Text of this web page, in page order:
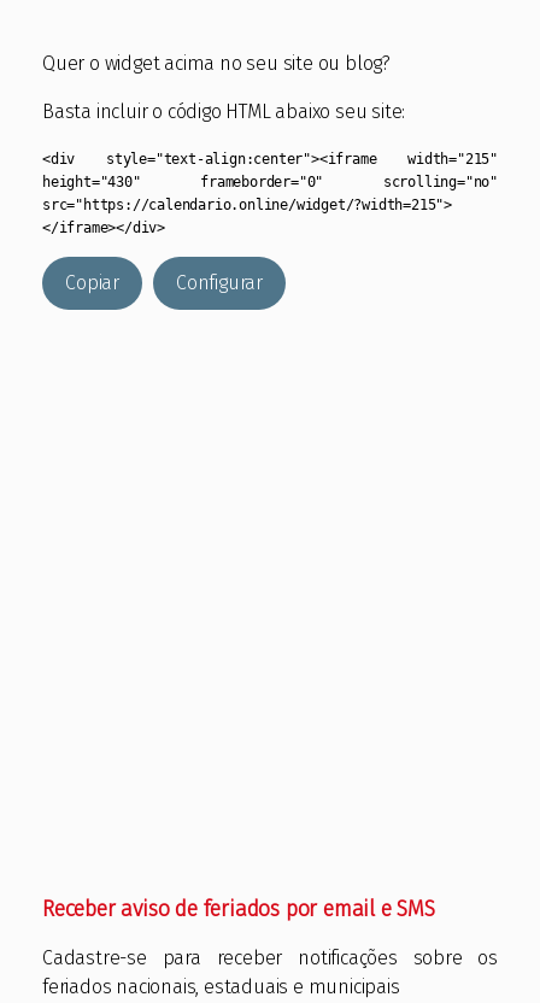
Quer o widget acima no seu site ou blog?
Basta incluir o código HTML abaixo seu site:
<div style="text-align:center"><iframe width="215"
height="430" frameborder="0" scrolling="no"
src="https://calendario.online/widget/?width=215">
</iframe></div>
Copiar Configurar
Receber aviso de feriados por email e SMS
Cadastre-se para receber notificações sobre os
feriados nacionais, estaduais e municipais